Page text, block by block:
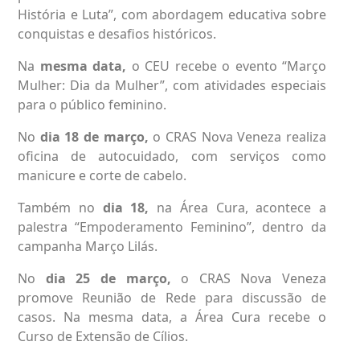
História e Luta”, com abordagem educativa sobre
conquistas e desafios históricos.
Na mesma data, o CEU recebe o evento “Março
Mulher: Dia da Mulher”, com atividades especiais
para o público feminino.
No dia 18 de março, o CRAS Nova Veneza realiza
oficina de autocuidado, com serviços como
manicure e corte de cabelo.
Também no dia 18, na Área Cura, acontece a
palestra “Empoderamento Feminino”, dentro da
campanha Março Lilás.
No dia 25 de março, o CRAS Nova Veneza
promove Reunião de Rede para discussão de
casos. Na mesma data, a Área Cura recebe o
Curso de Extensão de Cílios.